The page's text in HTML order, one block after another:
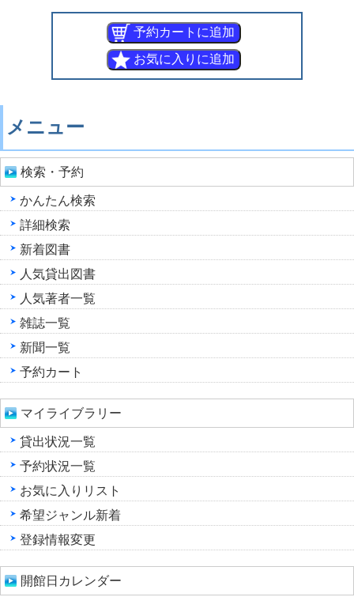
メニュー
検索・予約
かんたん検索
詳細検索
新着図書
人気貸出図書
人気著者一覧
雑誌一覧
新聞一覧
予約カート
マイライブラリー
貸出状況一覧
予約状況一覧
お気に入りリスト
希望ジャンル新着
登録情報変更
開館日カレンダー